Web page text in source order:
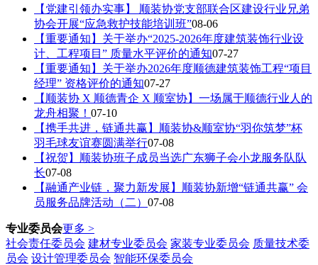
【党建引领办实事】 顺装协党支部联合区建设行业兄弟
协会开展“应急救护技能培训班”08-06
【重要通知】关于举办“2025-2026年度建筑装饰行业设
计、工程项目” 质量水平评价的通知07-27
【重要通知】关于举办2026年度顺德建筑装饰工程“项目
经理” 资格评价的通知07-27
【顺装协 X 顺德青企 X 顺室协】一场属于顺德行业人的
龙舟相聚！ 07-10
【携手共进，链通共赢】顺装协&顺室协“羽你筑梦”杯
羽毛球友谊赛圆满举行07-08
【祝贺】顺装协班子成员当选广东狮子会小龙服务队队
长07-08
【融通产业链，聚力新发展】顺装协新增“链通共赢” 会
员服务品牌活动（二） 07-08
专业委员会更多 >
社会责任委员会 建材专业委员会 家装专业委员会 质量技术委
员会 设计管理委员会 智能环保委员会